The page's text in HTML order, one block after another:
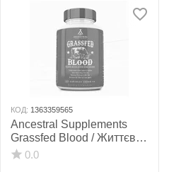
КОД: 1363359565
Ancestral Supplements
Grassfed Blood / Життєва
сила крові 180 капсул
0.0